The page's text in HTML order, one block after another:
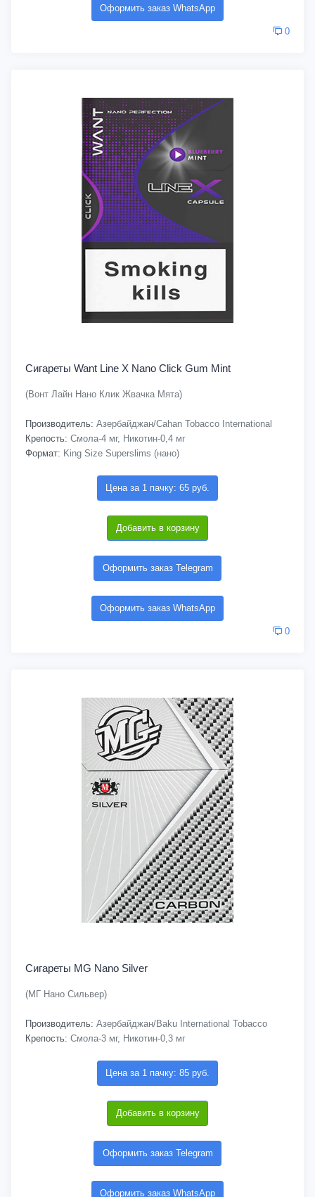
Оформить заказ WhatsApp
0
Сигареты Want Line X Nano Click Gum Mint
(Вонт Лайн Нано Клик Жвачка Мята)
Производитель: Азербайджан/Cahan Tobacco International
Крепость: Смола-4 мг, Никотин-0,4 мг
Формат: King Size Superslims (нано)
Цена за 1 пачку: 65 руб.
Добавить в корзину
Оформить заказ Telegram
Оформить заказ WhatsApp
0
Сигареты MG Nano Silver
(МГ Нано Сильвер)
Производитель: Азербайджан/Baku International Tobacco
Крепость: Смола-3 мг, Никотин-0,3 мг
Цена за 1 пачку: 85 руб.
Добавить в корзину
Оформить заказ Telegram
Оформить заказ WhatsApp